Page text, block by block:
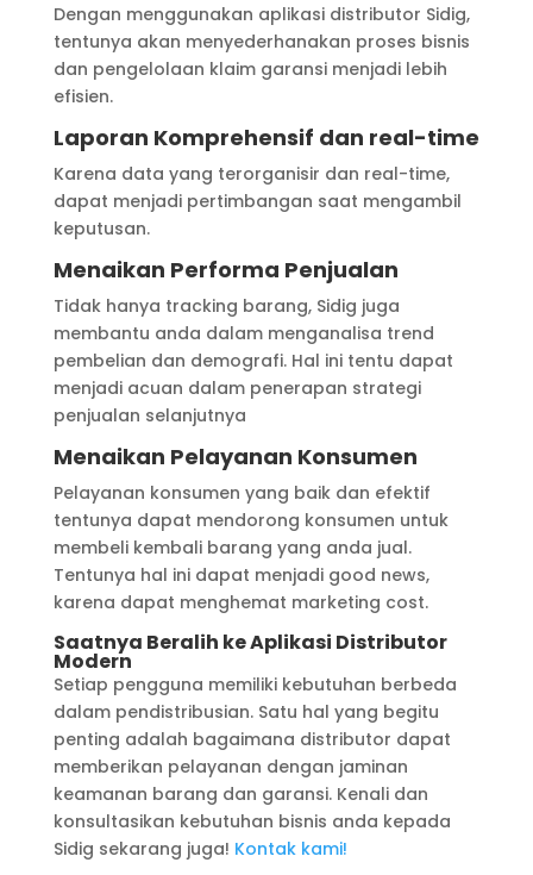
Dengan menggunakan aplikasi distributor Sidig,
tentunya akan menyederhanakan proses bisnis
dan pengelolaan klaim garansi menjadi lebih
efisien.
Laporan Komprehensif dan real-time
Karena data yang terorganisir dan real-time,
dapat menjadi pertimbangan saat mengambil
keputusan.
Menaikan Performa Penjualan
Tidak hanya tracking barang, Sidig juga
membantu anda dalam menganalisa trend
pembelian dan demografi. Hal ini tentu dapat
menjadi acuan dalam penerapan strategi
penjualan selanjutnya
Menaikan Pelayanan Konsumen
Pelayanan konsumen yang baik dan efektif
tentunya dapat mendorong konsumen untuk
membeli kembali barang yang anda jual.
Tentunya hal ini dapat menjadi good news,
karena dapat menghemat marketing cost.
Saatnya Beralih ke Aplikasi Distributor
Modern
Setiap pengguna memiliki kebutuhan berbeda
dalam pendistribusian. Satu hal yang begitu
penting adalah bagaimana distributor dapat
memberikan pelayanan dengan jaminan
keamanan barang dan garansi. Kenali dan
konsultasikan kebutuhan bisnis anda kepada
Sidig sekarang juga! Kontak kami!